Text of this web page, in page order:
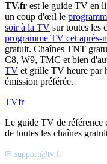
TV.fr est le guide TV en
un coup d'œil le
soir à la TV sur toutes les
programme TV cet après-
gratuit. Chaînes TNT
C8, W9, TMC et bien
TV et grille TV heure par
émission préférée.
TVfr
Le guide TV de référence
de toutes les chaînes
✉ support@tv.fr